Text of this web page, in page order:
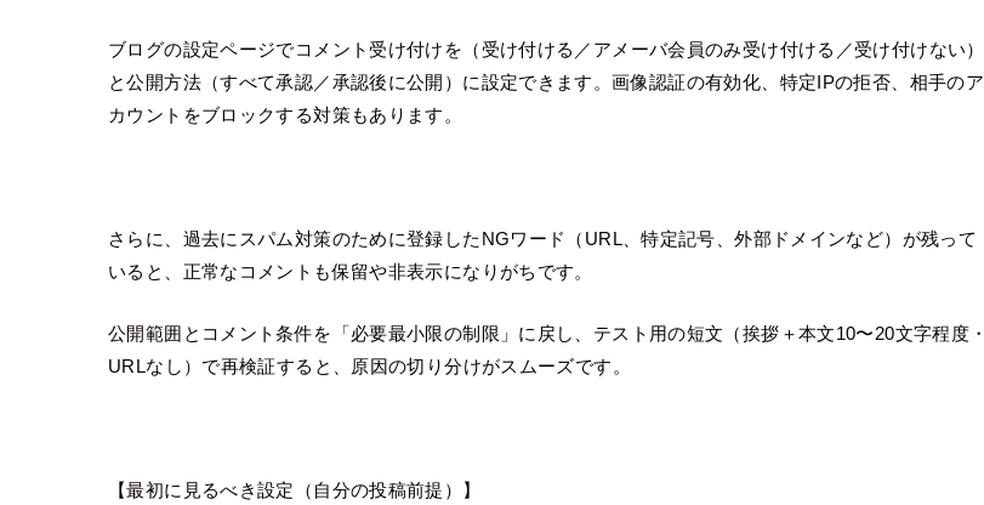
ブログの設定ページでコメント受け付けを（受け付ける／アメーバ会員のみ受け付ける／受け付けない）
と公開方法（すべて承認／承認後に公開）に設定できます。画像認証の有効化、特定IPの拒否、相手のア
カウントをブロックする対策もあります。
さらに、過去にスパム対策のために登録したNGワード（URL、特定記号、外部ドメインなど）が残って
いると、正常なコメントも保留や非表示になりがちです。
公開範囲とコメント条件を「必要最小限の制限」に戻し、テスト用の短文（挨拶＋本文10〜20文字程度・
URLなし）で再検証すると、原因の切り分けがスムーズです。
【最初に見るべき設定（自分の投稿前提）】